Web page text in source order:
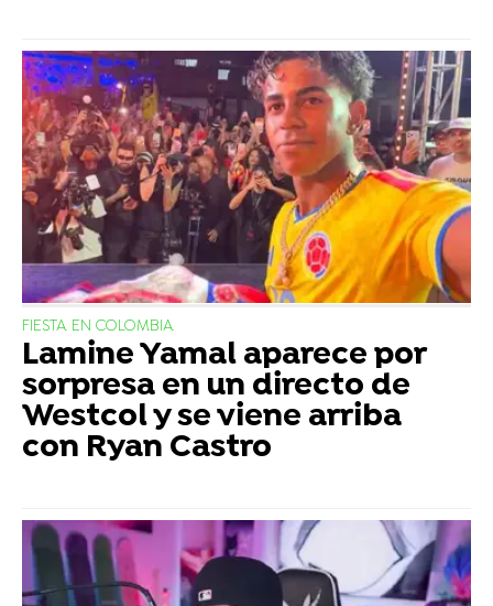
FIESTA EN COLOMBIA
Lamine Yamal aparece por
sorpresa en un directo de
Westcol y se viene arriba
con Ryan Castro